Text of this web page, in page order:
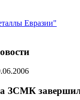
Евразии"
ЗСМК